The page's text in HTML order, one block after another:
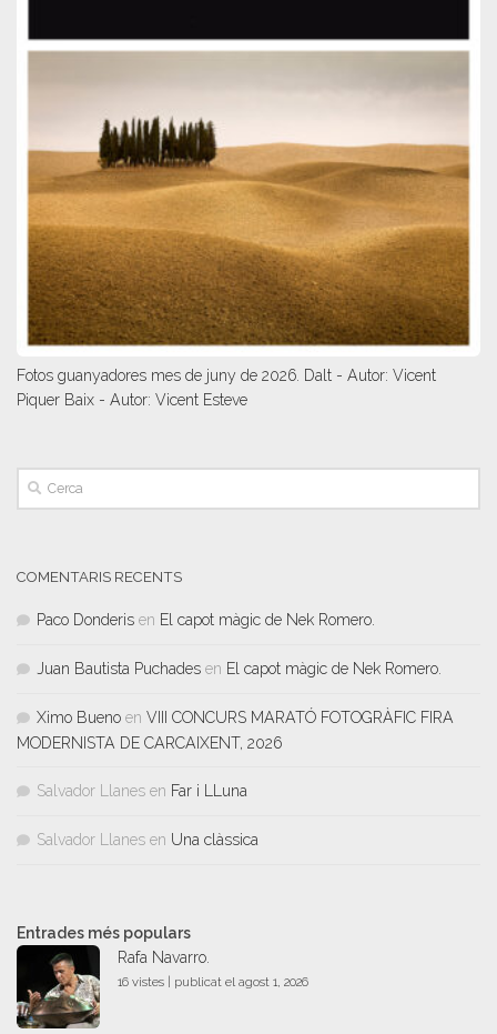
Fotos guanyadores mes de juny de 2026. Dalt - Autor: Vicent
Piquer Baix - Autor: Vicent Esteve
COMENTARIS RECENTS
Paco Donderis en El capot màgic de Nek Romero.
Juan Bautista Puchades en El capot màgic de Nek Romero.
Ximo Bueno en VIII CONCURS MARATÓ FOTOGRÀFIC FIRA
MODERNISTA DE CARCAIXENT, 2026
Salvador Llanes en Far i LLuna
Salvador Llanes en Una clàssica
Entrades més populars
Rafa Navarro.
16 vistes publicat el agost 1, 2026